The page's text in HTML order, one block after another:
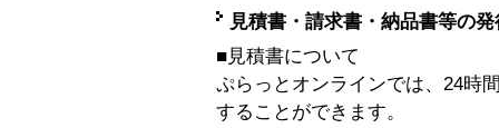
見積書・請求書・納品書等の
■見積書について
ぷらっとオンラインでは、24時
することができます。